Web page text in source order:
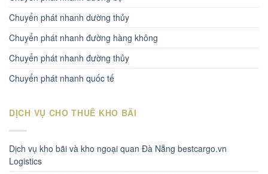
Chuyển phát nhanh dường thủy
Chuyển phát nhanh đường hàng không
Chuyển phát nhanh đường thủy
Chuyển phát nhanh quốc tế
DỊCH VỤ CHO THUÊ KHO BÃI
Dịch vụ kho bãi và kho ngoại quan Đà Nẵng bestcargo.vn
Logistics